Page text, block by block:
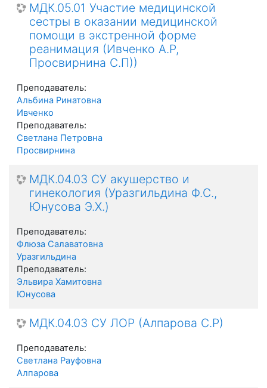
МДК.05.01 Участие медицинской
сестры в оказании медицинской
помощи в экстренной форме
реанимация (Ивченко А.Р,
Просвирнина С.П))
Преподаватель:
Альбина Ринатовна
Ивченко
Преподаватель:
Светлана Петровна
Просвирнина
МДК.04.03 СУ акушерство и
гинекология (Уразгильдина Ф.С.,
Юнусова Э.Х.)
Преподаватель:
Флюза Салаватовна
Уразгильдина
Преподаватель:
Эльвира Хамитовна
Юнусова
МДК.04.03 СУ ЛОР (Алпарова С.Р)
Преподаватель:
Светлана Рауфовна
Алпарова